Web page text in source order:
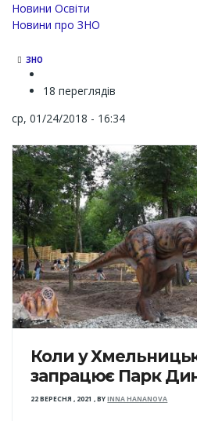
Новини Освіти
Новини про ЗНО
ЗНО
18 переглядів
ср, 01/24/2018 - 16:34
Коли у
запрацює Парк
22 ВЕРЕСНЯ , 2021 ,BYINNA HANANOVA